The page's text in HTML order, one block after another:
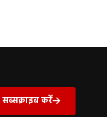
सब्सक्राइब करें